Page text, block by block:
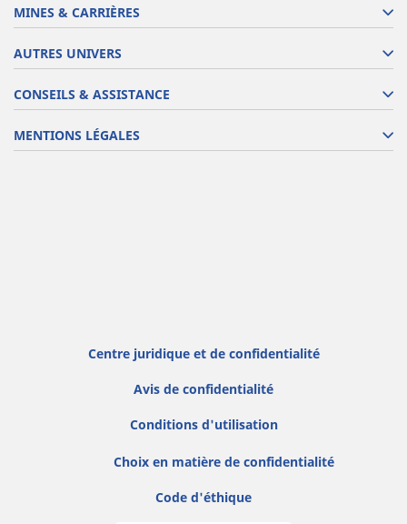
MINES & CARRIÈRES
AUTRES UNIVERS
CONSEILS & ASSISTANCE
MENTIONS LÉGALES
Centre juridique et de confidentialité
Avis de confidentialité
Conditions d'utilisation
Choix en matière de confidentialité
Code d'éthique